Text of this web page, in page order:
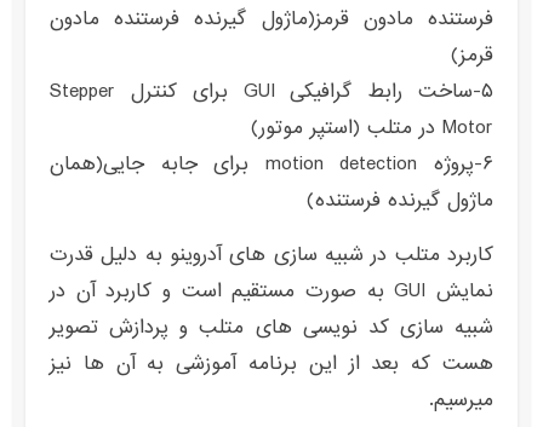
فرستنده مادون قرمز(ماژول گیرنده فرستنده مادون
قرمز)
۵-ساخت رابط گرافیکی GUI برای کنترل Stepper
Motor در متلب (استپر موتور)
۶-پروژه motion detection برای جابه جایی(همان
ماژول گیرنده فرستنده)
کاربرد متلب در شبیه سازی های آدروینو به دلیل قدرت
نمایش GUI به صورت مستقیم است و کاربرد آن در
شبیه سازی کد نویسی های متلب و پردازش تصویر
هست که بعد از این برنامه آموزشی به آن ها نیز
میرسیم.